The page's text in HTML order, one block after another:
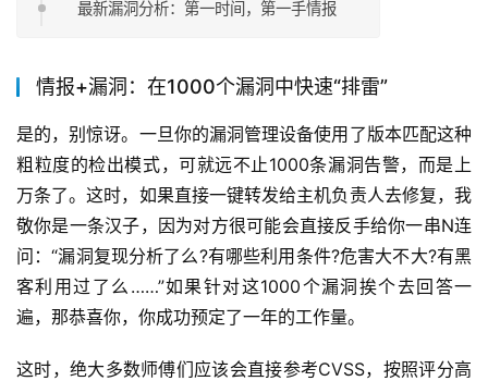
最新漏洞分析：第一时间，第一手情报
情报+漏洞：在1000个漏洞中快速“排雷”
是的，别惊讶。一旦你的漏洞管理设备使用了版本匹配这种
粗粒度的检出模式，可就远不止1000条漏洞告警，而是上
万条了。这时，如果直接一键转发给主机负责人去修复，我
敬你是一条汉子，因为对方很可能会直接反手给你一串N连
问：“漏洞复现分析了么?有哪些利用条件?危害大不大?有黑
客利用过了么……”如果针对这1000个漏洞挨个去回答一
遍，那恭喜你，你成功预定了一年的工作量。
这时，绝大多数师傅们应该会直接参考CVSS，按照评分高